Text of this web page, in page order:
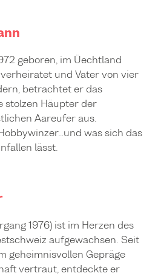
geboren, im Üechtland
und Vater von vier
betrachtet er das
stolzen Häupter der
Aareufer aus.
was sich das
lässt.
1976) ist im Herzen des
aufgewachsen. Seit
geheimnisvollen Gepräge
vertraut, entdeckte er